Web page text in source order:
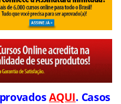
AQUI. Casos